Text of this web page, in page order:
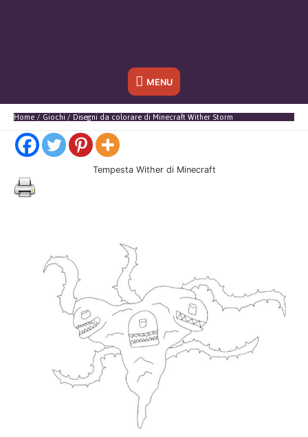
Sotto
l'header
MENU
Home Giochi Disegni da colorare di Minecraft Wither Storm
Tempesta Wither di Minecraft